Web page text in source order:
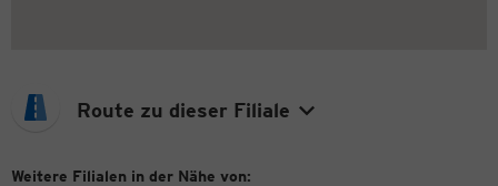
Route zu dieser Filiale
Weitere Filialen in der Nähe von: